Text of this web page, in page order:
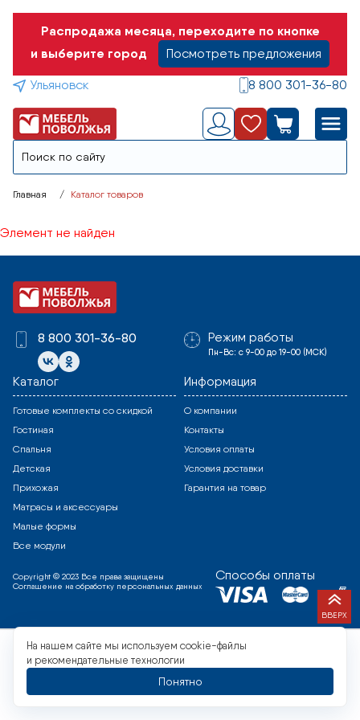
Распродажа месяца, переходите по кнопке
и выберите город
Посмотреть предложения
Ульяновск 8 800 301-36-80
Главная Каталог товаров
Элемент не найден
8 800 301-36-80 Режим работы
Пн-Вс: с 9-00 до 19-00 (МСК)
Каталог
Готовые комплекты со скидкой
Гостиная
Спальня
Детская
Прихожая
Матрасы и аксессуары
Малые формы
Все модули
Информация
О компании
Контакты
Условия оплаты
Условия доставки
Гарантия на товар
Copyright © 2023 Все права защищены
Соглашение на обработку персональных данных
Способы оплаты
ВВЕРХ
На нашем сайте мы используем cookie-файлы
и рекомендательные технологии
Понятно